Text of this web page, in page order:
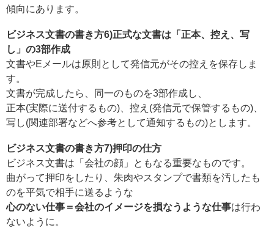
傾向にあります。
ビジネス文書の書き方6)正式な文書は「正本、控え、写
し」の3部作成
文書やEメールは原則として発信元がその控えを保存しま
す。
文書が完成したら、同一のものを3部作成し、
正本(実際に送付するもの)、控え(発信元で保管するもの)、
写し(関連部署などへ参考として通知するもの)とします。
ビジネス文書の書き方7)押印の仕方
ビジネス文書は「会社の顔」ともなる重要なものです。
曲がって押印をしたり、朱肉やスタンプで書類を汚したも
のを平気で相手に送るような
心のない仕事＝会社のイメージを損なうような仕事は行わ
ないように。